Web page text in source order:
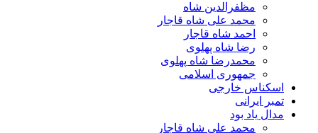
مظفرالدین شاه
محمد علی شاه قاجار
احمد شاه قاجار
رضا شاه پهلوی
محمدرضا شاه پهلوی
جمهوری اسلامی
اسکناس خارجی
تمبر ایرانی
مدال یاد بود
محمد علی شاه قاجار